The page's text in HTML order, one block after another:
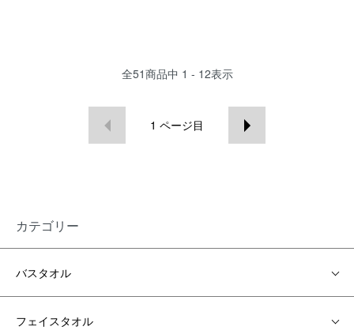
全51商品中 1 - 12表示
1 ページ目
カテゴリー
バスタオル
フェイスタオル